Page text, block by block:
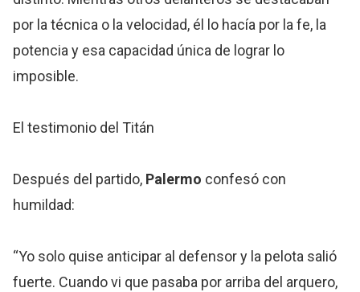
por la técnica o la velocidad, él lo hacía por la fe, la
potencia y esa capacidad única de lograr lo
imposible.
El testimonio del Titán
Después del partido, Palermo confesó con
humildad:
“Yo solo quise anticipar al defensor y la pelota salió
fuerte. Cuando vi que pasaba por arriba del arquero,